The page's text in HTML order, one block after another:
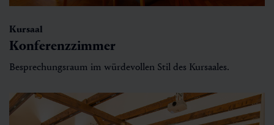
Kursaal
Konferenzzimmer
Besprechungsraum im würdevollen Stil des Kursaales.